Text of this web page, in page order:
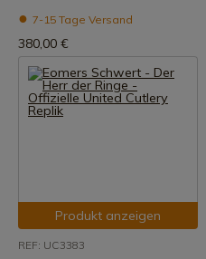
7-15 Tage Versand
380,00 €
Produkt anzeigen
REF: UC3383